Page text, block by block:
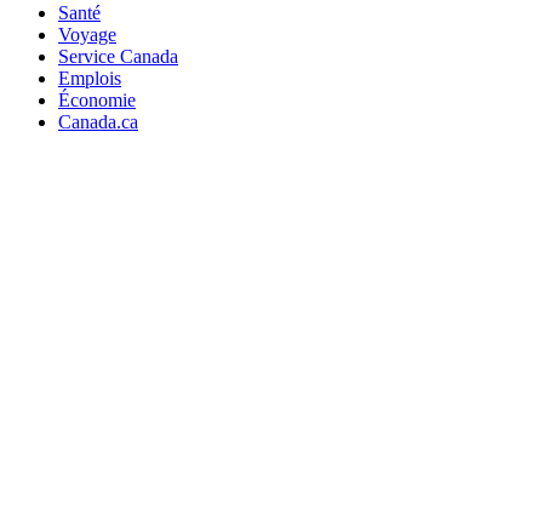
Santé
Voyage
Service Canada
Emplois
Économie
Canada.ca